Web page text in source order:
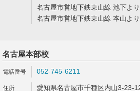
名古屋市営地下鉄東山線 池下よ
名古屋市営地下鉄東山線 本山よ
名古屋本部校
052-745-6211
愛知県名古屋市千種区内山3-23-